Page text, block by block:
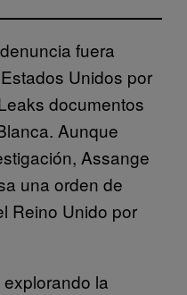
fuera
Unidos por
documentos
Aunque
Assange
una orden de
Reino Unido por
la